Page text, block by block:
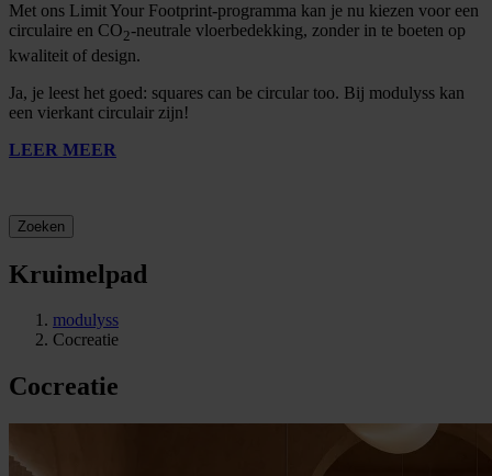
Met ons Limit Your Footprint-programma kan je nu kiezen voor een
circulaire en CO2-neutrale vloerbedekking, zonder in te boeten op
kwaliteit of design.
Ja, je leest het goed: squares can be circular too. Bij modulyss kan
een vierkant circulair zijn!
LEER MEER
Zoeken
Kruimelpad
modulyss
Cocreatie
Cocreatie